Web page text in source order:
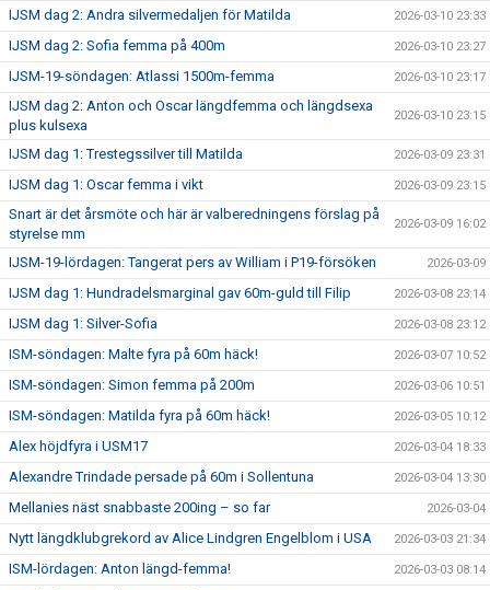
IJSM dag 2: Andra silvermedaljen för Matilda 2026-03-10 23:33
IJSM dag 2: Sofia femma på 400m 2026-03-10 23:27
IJSM-19-söndagen: Atlassi 1500m-femma 2026-03-10 23:17
IJSM dag 2: Anton och Oscar längdfemma och längdsexa
plus kulsexa
2026-03-10 23:15
IJSM dag 1: Trestegssilver till Matilda 2026-03-09 23:31
IJSM dag 1: Oscar femma i vikt 2026-03-09 23:15
Snart är det årsmöte och här är valberedningens förslag på
styrelse mm
2026-03-09 16:02
IJSM-19-lördagen: Tangerat pers av William i P19-försöken 2026-03-09
IJSM dag 1: Hundradelsmarginal gav 60m-guld till Filip 2026-03-08 23:14
IJSM dag 1: Silver-Sofia 2026-03-08 23:12
ISM-söndagen: Malte fyra på 60m häck! 2026-03-07 10:52
ISM-söndagen: Simon femma på 200m 2026-03-06 10:51
ISM-söndagen: Matilda fyra på 60m häck! 2026-03-05 10:12
Alex höjdfyra i USM17 2026-03-04 18:33
Alexandre Trindade persade på 60m i Sollentuna 2026-03-04 13:30
Mellanies näst snabbaste 200ing – so far 2026-03-04
Nytt längdklubgrekord av Alice Lindgren Engelblom i USA 2026-03-03 21:34
ISM-lördagen: Anton längd-femma! 2026-03-03 08:14